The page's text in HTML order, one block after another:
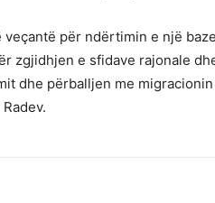
veçantë për ndërtimin e një
zgjidhjen e sfidave rajonale
dhe përballjen me